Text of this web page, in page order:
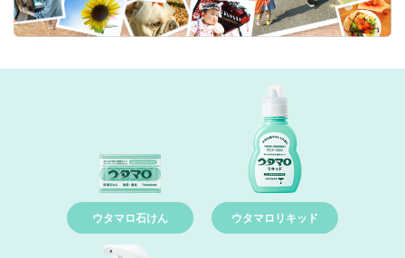
ウタマロ石けん ウタマロリキッド